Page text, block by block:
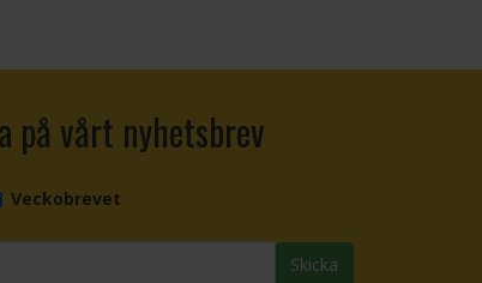
på vårt nyhetsbrev
Veckobrevet
Skicka